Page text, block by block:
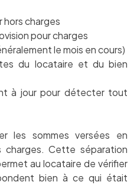
charges
pour charges
le mois en cours)
du locataire et du bien
à jour pour détecter tout
les sommes versées en
Cette séparation
au locataire de vérifier
bien à ce qui était